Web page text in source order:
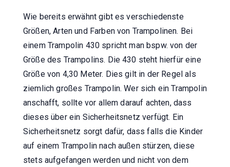
Wie bereits erwähnt gibt es verschiedenste
Größen, Arten und Farben von Trampolinen. Bei
einem Trampolin 430 spricht man bspw. von der
Größe des Trampolins. Die 430 steht hierfür eine
Größe von 4,30 Meter. Dies gilt in der Regel als
ziemlich großes Trampolin. Wer sich ein Trampolin
anschafft, sollte vor allem darauf achten, dass
dieses über ein Sicherheitsnetz verfügt. Ein
Sicherheitsnetz sorgt dafür, dass falls die Kinder
auf einem Trampolin nach außen stürzen, diese
stets aufgefangen werden und nicht von dem